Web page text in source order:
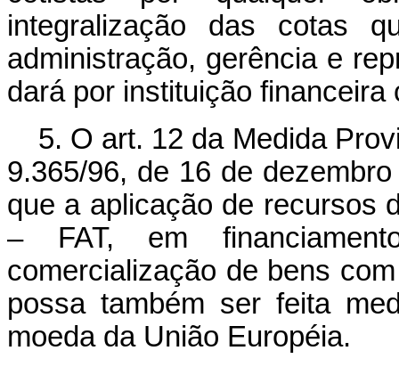
integralização das cotas
administração, gerência e
dará por instituição financeira
5. O art. 12 da Medida
9.365/96, de 16 de
que a aplicação de recursos
– FAT, em
comercialização de bens
possa também ser feita
moeda da União Européia.